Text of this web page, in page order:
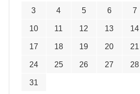
3 4 5 6 7
10 11 12 13 14
17 18 19 20 21
24 25 26 27 28
31